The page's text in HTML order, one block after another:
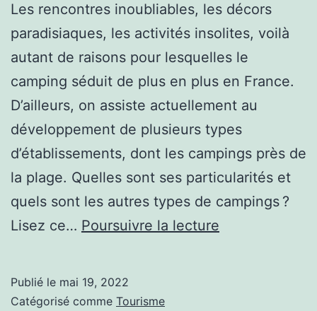
Les rencontres inoubliables, les décors
paradisiaques, les activités insolites, voilà
autant de raisons pour lesquelles le
camping séduit de plus en plus en France.
D’ailleurs, on assiste actuellement au
développement de plusieurs types
d’établissements, dont les campings près de
la plage. Quelles sont ses particularités et
quels sont les autres types de campings ?
Lisez ce… Poursuivre la lecture
Publié le mai 19, 2022
Catégorisé comme Tourisme